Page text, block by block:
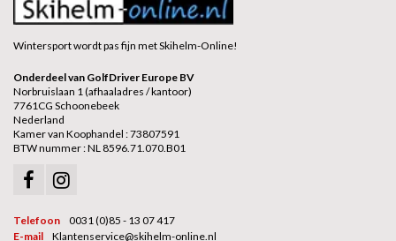
Wintersport wordt pas fijn met Skihelm-Online!
Onderdeel van GolfDriver Europe BV
Norbruislaan 1 (afhaaladres / kantoor)
7761CG Schoonebeek
Nederland
Kamer van Koophandel : 73807591
BTW nummer : NL 8596.71.070.B01
Telefoon
0031 (0)85 - 13 07 417
E-mail
Klantenservice@skihelm-online.nl